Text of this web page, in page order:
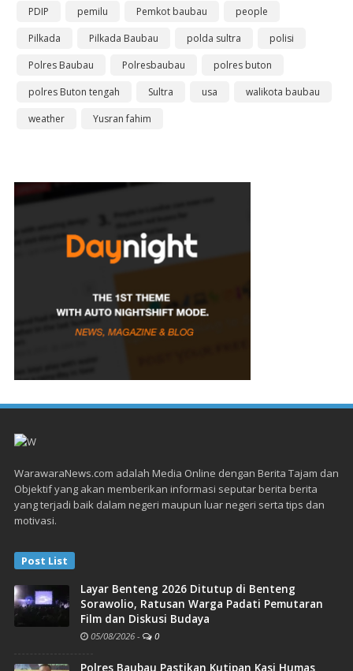
PDIP
pemilu Pemkot baubau
people
Pilkada
Pilkada Baubau polda sultra
polisi
Polres Baubau
Polresbaubau
polres buton
polres Buton tengah
Sultra usa
walikota baubau
weather
Yusran fahim
WarawaraNews.com adalah Media Online dengan Berita Tajam dan
Objektif yang akan memberikan informasi seputar berita berita
yang terjadi baik dalam negeri maupun luar negeri serta tips dan
motivasi.
Post List
Layar Benteng 2026 Ditutup di Benteng
Sorawolio, Ratusan Warga Padati Pemutaran
Film dan Diskusi Budaya
05/08/2026 - 0
Polres Baubau Pastikan Kutipan Kasi Humas